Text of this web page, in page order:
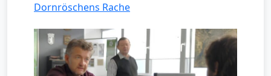
Dornröschens Rache